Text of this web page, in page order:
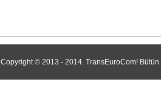
Copyright © 2013 - 2014. TransEuroCom!